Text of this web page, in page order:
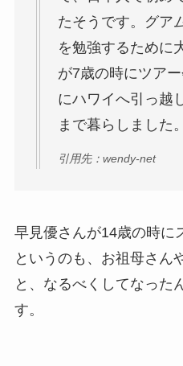
たそうです。グア
を勉強するために
が7歳の時にツア
にハワイへ引っ越
まで暮らしました。
引用先：wendy-net
早見優さんが14歳の時に
というのも、お祖母さん
と、なるべくしてなった
す。